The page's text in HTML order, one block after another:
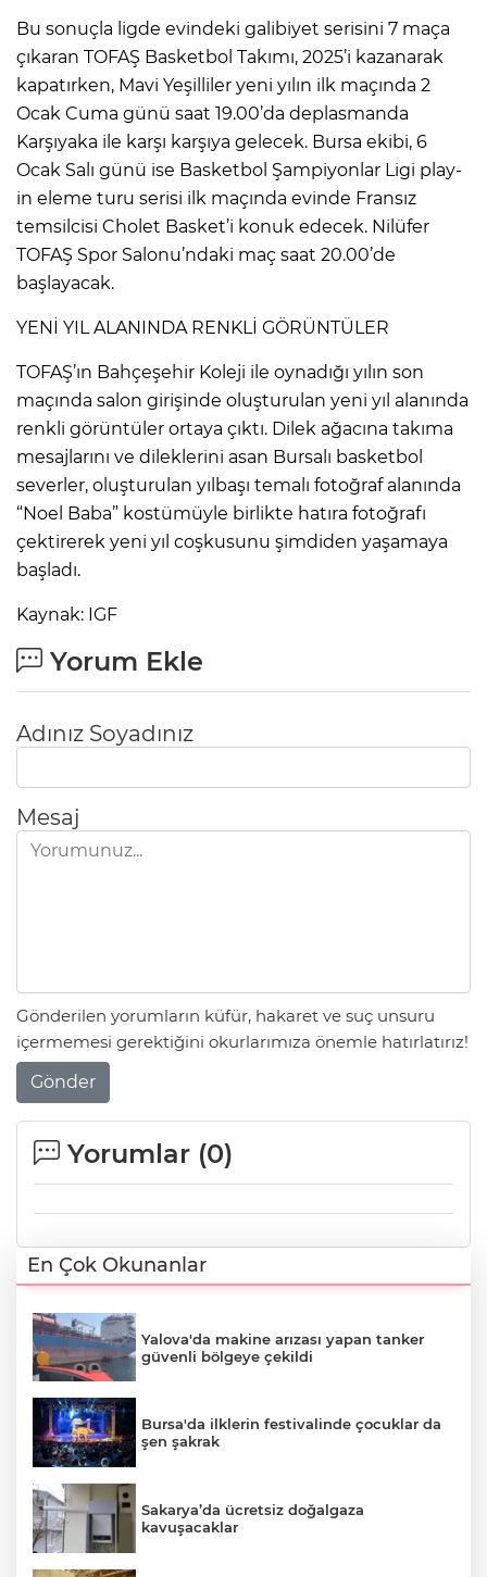
Bu sonuçla ligde evindeki galibiyet serisini 7 maça
çıkaran TOFAŞ Basketbol Takımı, 2025’i kazanarak
kapatırken, Mavi Yeşilliler yeni yılın ilk maçında 2
Ocak Cuma günü saat 19.00’da deplasmanda
Karşıyaka ile karşı karşıya gelecek. Bursa ekibi, 6
Ocak Salı günü ise Basketbol Şampiyonlar Ligi play-
in eleme turu serisi ilk maçında evinde Fransız
temsilcisi Cholet Basket’i konuk edecek. Nilüfer
TOFAŞ Spor Salonu’ndaki maç saat 20.00’de
başlayacak.
YENİ YIL ALANINDA RENKLİ GÖRÜNTÜLER
TOFAŞ’ın Bahçeşehir Koleji ile oynadığı yılın son
maçında salon girişinde oluşturulan yeni yıl alanında
renkli görüntüler ortaya çıktı. Dilek ağacına takıma
mesajlarını ve dileklerini asan Bursalı basketbol
severler, oluşturulan yılbaşı temalı fotoğraf alanında
“Noel Baba” kostümüyle birlikte hatıra fotoğrafı
çektirerek yeni yıl coşkusunu şimdiden yaşamaya
başladı.
Kaynak: IGF
Yorum Ekle
Adınız Soyadınız
Mesaj
Gönderilen yorumların küfür, hakaret ve suç unsuru
içermemesi gerektiğini okurlarımıza önemle hatırlatırız!
Gönder
Yorumlar (0)
En Çok Okunanlar
Yalova'da makine arızası yapan tanker
güvenli bölgeye çekildi
Bursa'da ilklerin festivalinde çocuklar da
şen şakrak
Sakarya’da ücretsiz doğalgaza
kavuşacaklar